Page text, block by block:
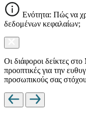
Ενότητα: Πώς να
δεδομένων κεφαλαίων;
Οι διάφοροι δείκτες
προοπτικές για την
προσωπικούς σας